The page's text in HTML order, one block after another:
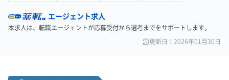
エージェント求人
本求人は、転職エージェントが応募受付から選考までをサポートします。
更新日：2026年01月30日